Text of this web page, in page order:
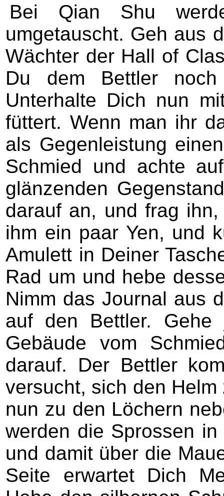
Bei Qian Shu
umgetauscht. Geh aus
Wächter der Hall of
Du dem Bettler
Unterhalte Dich nun
füttert. Wenn man ihr
als Gegenleistung
Schmied und achte
glänzenden
darauf an, und frag
ihm ein paar Yen, und
Amulett in Deiner
Rad um und hebe
Nimm das Journal aus
auf den Bettler.
Gebäude vom
darauf. Der Bettler
versucht, sich den
nun zu den Löchern
werden die Sprossen
und damit über die
Seite erwartet Dich